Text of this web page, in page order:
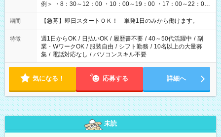
例＞ ・8：30～12：00 ・10：00～19：00 ・17：00～22：00
・13：00～22：00 ・22：00～翌6：00 など
期間 【急募】即日スタートＯＫ！ 単発1日のみから働けます。
特徴 週1日からOK / 日払いOK / 履歴書不要 / 40～50代活躍中 / 副
業・WワークOK / 服装自由 / シフト勤務 / 10名以上の大量募
集 / 電話対応なし / パソコンスキル不要
気になる！ 応募する 詳細へ
未読